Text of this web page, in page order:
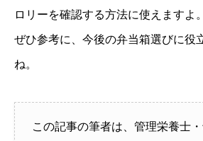
ロリーを確認する方法に使えますよ。
ぜひ参考に、今後の弁当箱選びに役
ね。
この記事の筆者は、管理栄養士